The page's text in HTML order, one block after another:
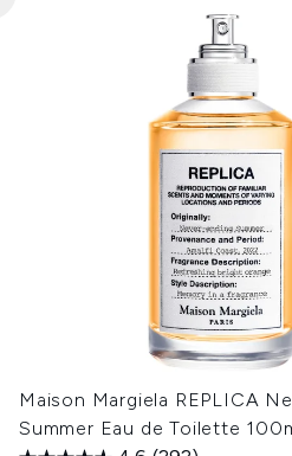
Maison Margiela REPLICA
Summer Eau de Toilette